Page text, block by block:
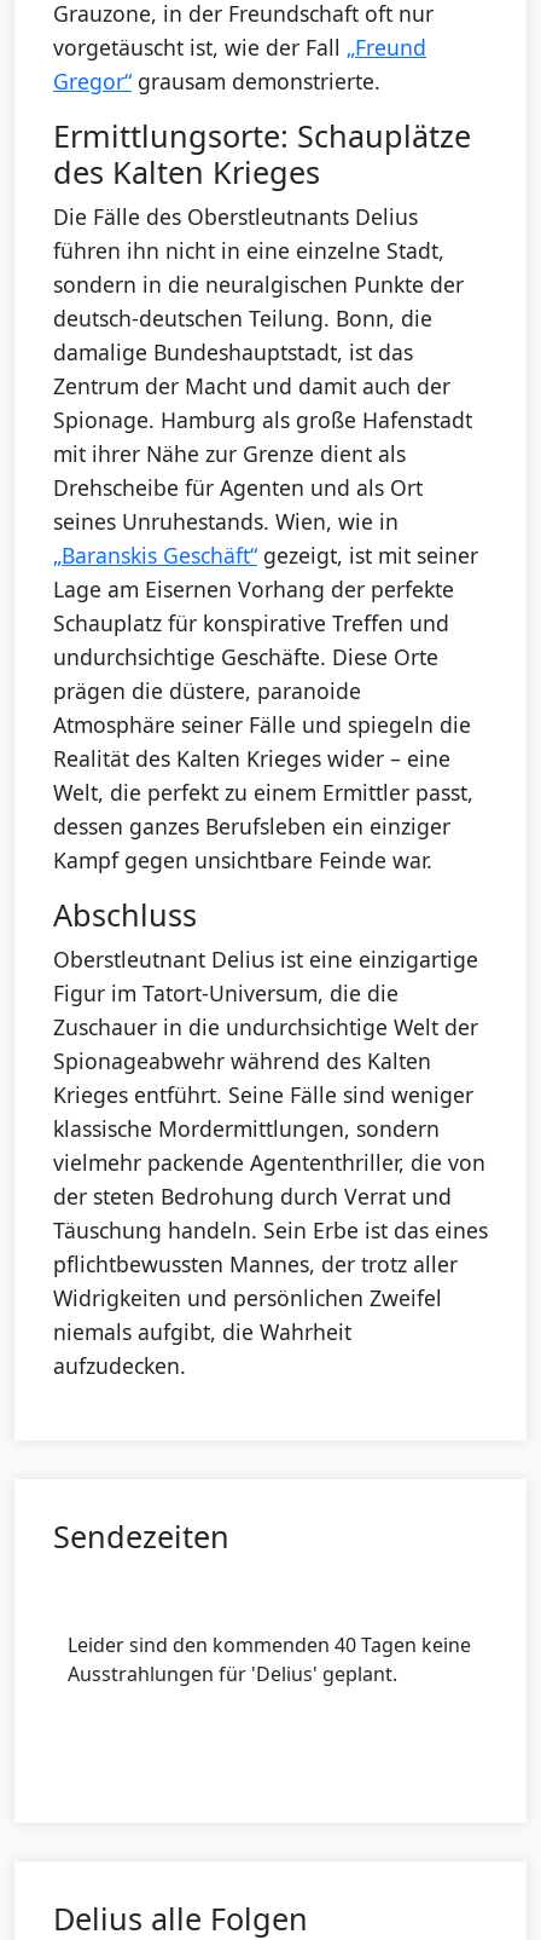
Grauzone, in der Freundschaft oft nur
vorgetäuscht ist, wie der Fall „Freund
Gregor“ grausam demonstrierte.
Ermittlungsorte: Schauplätze
des Kalten Krieges
Die Fälle des Oberstleutnants Delius
führen ihn nicht in eine einzelne Stadt,
sondern in die neuralgischen Punkte der
deutsch-deutschen Teilung. Bonn, die
damalige Bundeshauptstadt, ist das
Zentrum der Macht und damit auch der
Spionage. Hamburg als große Hafenstadt
mit ihrer Nähe zur Grenze dient als
Drehscheibe für Agenten und als Ort
seines Unruhestands. Wien, wie in
„Baranskis Geschäft“ gezeigt, ist mit seiner
Lage am Eisernen Vorhang der perfekte
Schauplatz für konspirative Treffen und
undurchsichtige Geschäfte. Diese Orte
prägen die düstere, paranoide
Atmosphäre seiner Fälle und spiegeln die
Realität des Kalten Krieges wider – eine
Welt, die perfekt zu einem Ermittler passt,
dessen ganzes Berufsleben ein einziger
Kampf gegen unsichtbare Feinde war.
Abschluss
Oberstleutnant Delius ist eine einzigartige
Figur im Tatort-Universum, die die
Zuschauer in die undurchsichtige Welt der
Spionageabwehr während des Kalten
Krieges entführt. Seine Fälle sind weniger
klassische Mordermittlungen, sondern
vielmehr packende Agententhriller, die von
der steten Bedrohung durch Verrat und
Täuschung handeln. Sein Erbe ist das eines
pflichtbewussten Mannes, der trotz aller
Widrigkeiten und persönlichen Zweifel
niemals aufgibt, die Wahrheit
aufzudecken.
Sendezeiten
Leider sind den kommenden 40 Tagen keine
Ausstrahlungen für 'Delius' geplant.
Delius alle Folgen